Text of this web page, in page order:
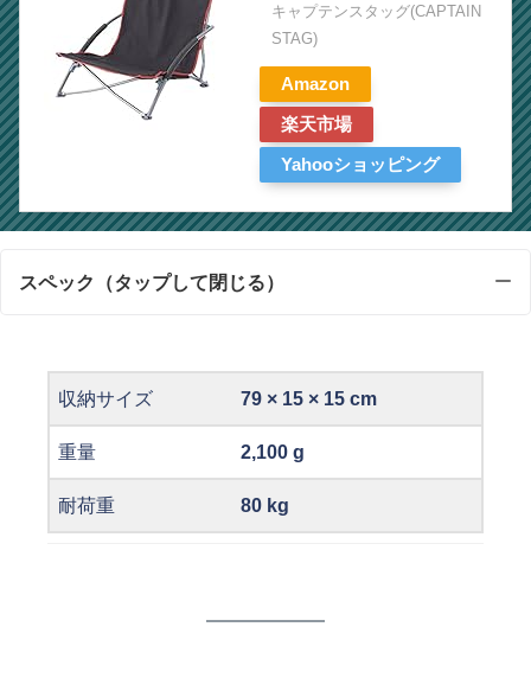
キャプテンスタッグ(CAPTAIN
STAG)
Amazon
楽天市場
Yahooショッピング
スペック（タップして閉じる）
収納サイズ 79 × 15 × 15 cm
重量 2,100 g
耐荷重 80 kg